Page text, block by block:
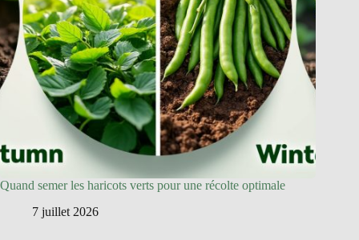
Quand semer les haricots verts pour une récolte optimale
7 juillet 2026